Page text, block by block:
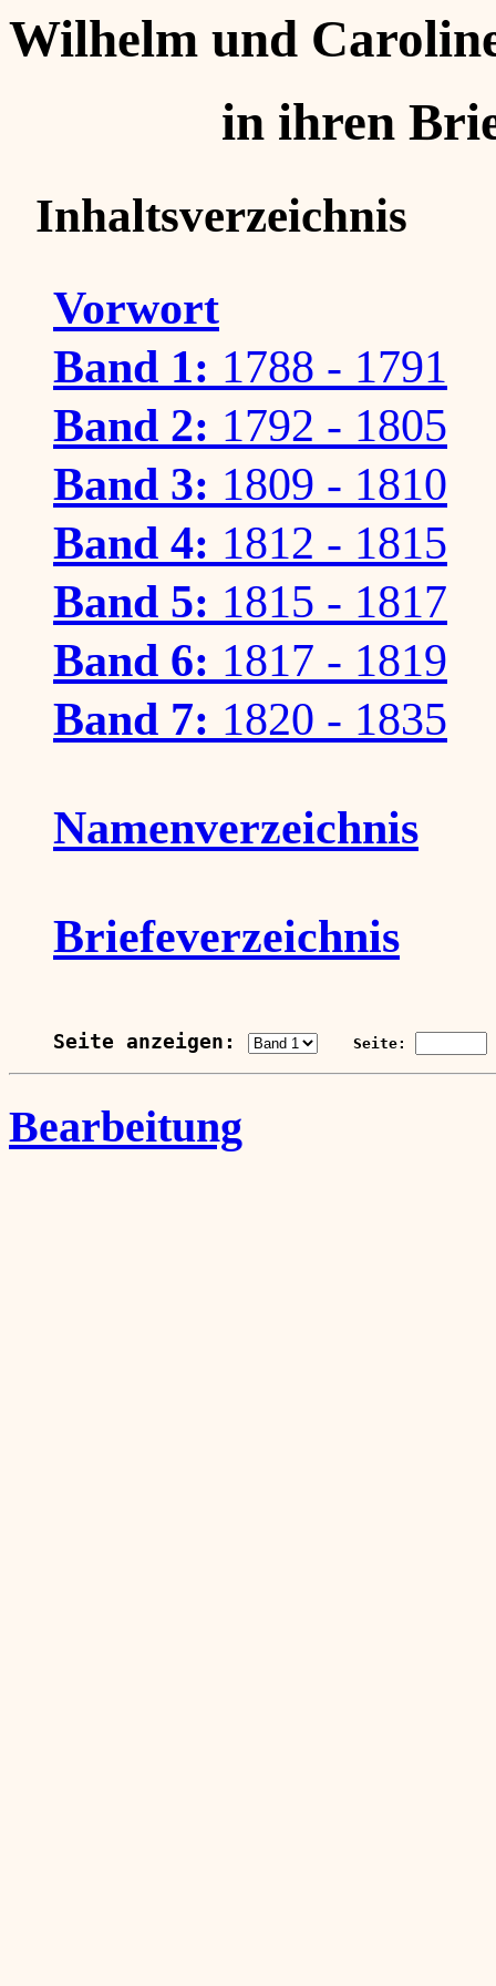
Wilhelm und
in ihren
Inhaltsverzeichnis
Vorwort
Band 1: 1788 - 1791
Band 2: 1792 - 1805
Band 3: 1809 - 1810
Band 4: 1812 - 1815
Band 5: 1815 - 1817
Band 6: 1817 - 1819
Band 7: 1820 - 1835
Namenverzeichnis
Briefeverzeichnis
Seite anzeigen:
    Seite:
Bearbeitung